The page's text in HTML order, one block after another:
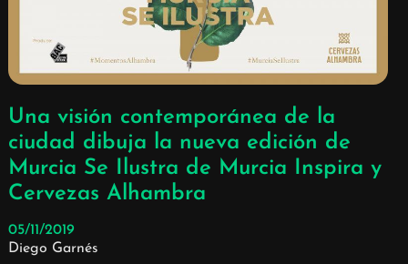
Una visión contemporánea de la
ciudad dibuja la nueva edición de
Murcia Se Ilustra de Murcia Inspira y
Cervezas Alhambra
05/11/2019
Diego Garnés